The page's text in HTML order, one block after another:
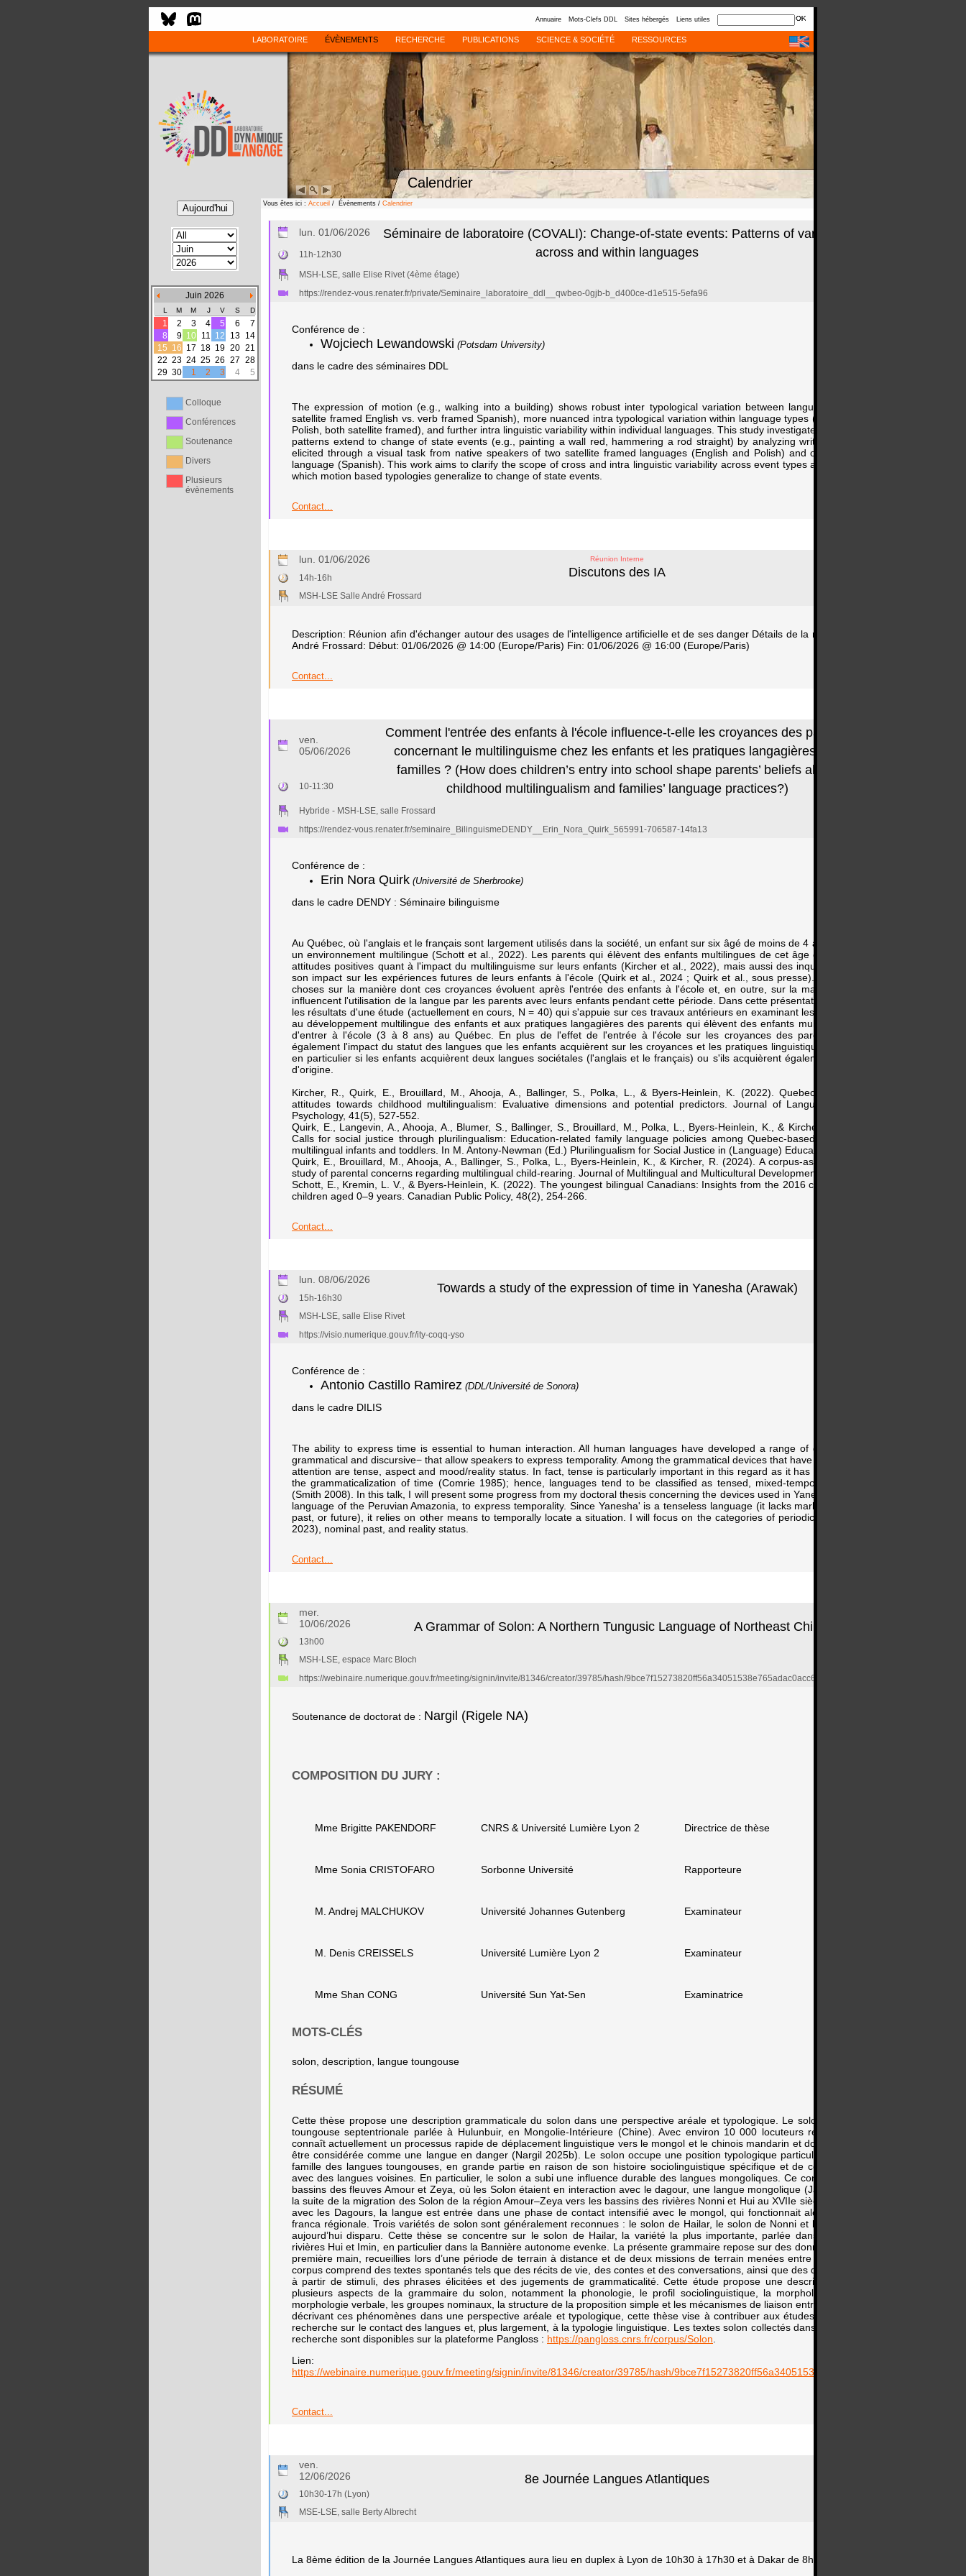
Annuaire Mots-Clefs DDL Sites hébergés Liens utiles
LABORATOIRE ÉVÈNEMENTS RECHERCHE PUBLICATIONS SCIENCE & SOCIÉTÉ RESSOURCES
Calendrier
Juin 2026
L M M J V S D
1 2 3 4 5 6
7
8
9 10 11 12 13 14
15 16 17 18 19 20 21
22 23 24 25 26 27 28
29 30 1 2 3 4 5
Colloque
Conférences
Soutenance
Divers
Plusieurs
évènements
Vous êtes ici : Accueil / Évènements / Calendrier
lun. 01/06/2026
Séminaire de laboratoire (COVALI): Change-of-state events: Patterns of variability
across and within languages
11h-12h30
MSH-LSE, salle Elise Rivet (4ème étage)
https://rendez-vous.renater.fr/private/Seminaire_laboratoire_ddl__qwbeo-0gjb-b_d400ce-d1e515-5efa96
Conférence de :
Wojciech Lewandowski (Potsdam University)
dans le cadre des séminaires DDL
The expression of motion (e.g., walking into a building) shows robust inter typological variation between language types (e.g.,
satellite framed English vs. verb framed Spanish), more nuanced intra typological variation within language types (e.g., English vs.
Polish, both satellite framed), and further intra linguistic variability within individual languages. This study investigates whether these
patterns extend to change of state events (e.g., painting a wall red, hammering a rod straight) by analyzing written descriptions
elicited through a visual task from native speakers of two satellite framed languages (English and Polish) and one verb framed
language (Spanish). This work aims to clarify the scope of cross and intra linguistic variability across event types and the extent to
which motion based typologies generalize to change of state events.
Contact...
lun. 01/06/2026 Réunion Interne
Discutons des IA
14h-16h
MSH-LSE Salle André Frossard
Description: Réunion afin d'échanger autour des usages de l'intelligence artificielle et de ses danger Détails de la réservation Salle
André Frossard: Début: 01/06/2026 @ 14:00 (Europe/Paris) Fin: 01/06/2026 @ 16:00 (Europe/Paris)
Contact...
ven.
05/06/2026
Comment l'entrée des enfants à l'école influence-t-elle les croyances des parents
concernant le multilinguisme chez les enfants et les pratiques langagières des
familles ? (How does children’s entry into school shape parents’ beliefs about
childhood multilingualism and families’ language practices?)
10-11:30
Hybride - MSH-LSE, salle Frossard
https://rendez-vous.renater.fr/seminaire_BilinguismeDENDY__Erin_Nora_Quirk_565991-706587-14fa13
Conférence de :
Erin Nora Quirk (Université de Sherbrooke)
dans le cadre DENDY : Séminaire bilinguisme
Au Québec, où l'anglais et le français sont largement utilisés dans la société, un enfant sur six âgé de moins de 4 ans grandit dans
un environnement multilingue (Schott et al., 2022). Les parents qui élèvent des enfants multilingues de cet âge ont exprimé des
attitudes positives quant à l'impact du multilinguisme sur leurs enfants (Kircher et al., 2022), mais aussi des inquiétudes quant à
son impact sur les expériences futures de leurs enfants à l'école (Quirk et al., 2024 ; Quirk et al., sous presse). On sait peu de
choses sur la manière dont ces croyances évoluent après l'entrée des enfants à l'école et, en outre, sur la manière dont elles
influencent l'utilisation de la langue par les parents avec leurs enfants pendant cette période. Dans cette présentation, je discuterai
les résultats d'une étude (actuellement en cours, N = 40) qui s'appuie sur ces travaux antérieurs en examinant les croyances liées
au développement multilingue des enfants et aux pratiques langagières des parents qui élèvent des enfants multilingues en âge
d'entrer à l'école (3 à 8 ans) au Québec. En plus de l'effet de l'entrée à l'école sur les croyances des parents, j'aborderai
également l'impact du statut des langues que les enfants acquièrent sur les croyances et les pratiques linguistiques des parents,
en particulier si les enfants acquièrent deux langues sociétales (l'anglais et le français) ou s'ils acquièrent également une langue
d'origine.
Kircher, R., Quirk, E., Brouillard, M., Ahooja, A., Ballinger, S., Polka, L., & Byers-Heinlein, K. (2022). Quebec-based parents’
attitudes towards childhood multilingualism: Evaluative dimensions and potential predictors. Journal of Language and Social
Psychology, 41(5), 527-552.
Quirk, E., Langevin, A., Ahooja, A., Blumer, S., Ballinger, S., Brouillard, M., Polka, L., Byers-Heinlein, K., & Kircher, R. (In press).
Calls for social justice through plurilingualism: Education-related family language policies among Quebec-based parents raising
multilingual infants and toddlers. In M. Antony-Newman (Ed.) Plurilingualism for Social Justice in (Language) Education. Routledge.
Quirk, E., Brouillard, M., Ahooja, A., Ballinger, S., Polka, L., Byers-Heinlein, K., & Kircher, R. (2024). A corpus-assisted discourse
study of parental concerns regarding multilingual child-rearing. Journal of Multilingual and Multicultural Development, 1-19.
Schott, E., Kremin, L. V., & Byers-Heinlein, K. (2022). The youngest bilingual Canadians: Insights from the 2016 census regarding
children aged 0–9 years. Canadian Public Policy, 48(2), 254-266.
Contact...
lun. 08/06/2026
Towards a study of the expression of time in Yanesha (Arawak)
15h-16h30
MSH-LSE, salle Elise Rivet
https://visio.numerique.gouv.fr/ity-coqq-yso
Conférence de :
Antonio Castillo Ramirez (DDL/Université de Sonora)
dans le cadre DILIS
The ability to express time is essential to human interaction. All human languages have developed a range of devices –lexical,
grammatical and discursive− that allow speakers to express temporality. Among the grammatical devices that have received special
attention are tense, aspect and mood/reality status. In fact, tense is particularly important in this regard as it has been defined as
the grammaticalization of time (Comrie 1985); hence, languages tend to be classified as tensed, mixed-temporal or tenseless
(Smith 2008). In this talk, I will present some progress from my doctoral thesis concerning the devices used in Yanesha', an Arawak
language of the Peruvian Amazonia, to express temporality. Since Yanesha' is a tenseless language (it lacks markers for present,
past, or future), it relies on other means to temporally locate a situation. I will focus on the categories of periodic tense (Jacques
2023), nominal past, and reality status.
Contact...
mer.
10/06/2026
A Grammar of Solon: A Northern Tungusic Language of Northeast China
13h00
MSH-LSE, espace Marc Bloch
https://webinaire.numerique.gouv.fr/meeting/signin/invite/81346/creator/39785/hash/9bce7f15273820ff56a34051538e765adac0acc6
Soutenance de doctorat de : Nargil (Rigele NA)
COMPOSITION DU JURY :
Mme Brigitte PAKENDORF CNRS & Université Lumière Lyon 2 Directrice de thèse
Mme Sonia CRISTOFARO Sorbonne Université Rapporteure
M. Andrej MALCHUKOV Université Johannes Gutenberg Examinateur
M. Denis CREISSELS Université Lumière Lyon 2 Examinateur
Mme Shan CONG Université Sun Yat-Sen Examinatrice
MOTS-CLÉS
solon, description, langue toungouse
RÉSUMÉ
Cette thèse propose une description grammaticale du solon dans une perspective aréale et typologique. Le solon est une langue
toungouse septentrionale parlée à Hulunbuir, en Mongolie-Intérieure (Chine). Avec environ 10 000 locuteurs restants, la langue
connaît actuellement un processus rapide de déplacement linguistique vers le mongol et le chinois mandarin et doit par conséquent
être considérée comme une langue en danger (Nargil 2025b). Le solon occupe une position typologique particulière au sein de la
famille des langues toungouses, en grande partie en raison de son histoire sociolinguistique spécifique et de contacts prolongés
avec des langues voisines. En particulier, le solon a subi une influence durable des langues mongoliques. Ce contact remonte aux
bassins des fleuves Amour et Zeya, où les Solon étaient en interaction avec le dagour, une langue mongolique (Janhunen 1996). À
la suite de la migration des Solon de la région Amour–Zeya vers les bassins des rivières Nonni et Hui au XVIIe siècle, conjointement
avec les Dagours, la langue est entrée dans une phase de contact intensifié avec le mongol, qui fonctionnait alors comme lingua
franca régionale. Trois variétés de solon sont généralement reconnues : le solon de Hailar, le solon de Nonni et le solon d’Ongkor,
aujourd’hui disparu. Cette thèse se concentre sur le solon de Hailar, la variété la plus importante, parlée dans les bassins des
rivières Hui et Imin, en particulier dans la Bannière autonome evenke. La présente grammaire repose sur des données de terrain de
première main, recueillies lors d’une période de terrain à distance et de deux missions de terrain menées entre 2022 et 2025. Le
corpus comprend des textes spontanés tels que des récits de vie, des contes et des conversations, ainsi que des données obtenues
à partir de stimuli, des phrases élicitées et des jugements de grammaticalité. Cette étude propose une description détaillée de
plusieurs aspects de la grammaire du solon, notamment la phonologie, le profil sociolinguistique, la morphologie nominale, la
morphologie verbale, les groupes nominaux, la structure de la proposition simple et les mécanismes de liaison entre propositions. En
décrivant ces phénomènes dans une perspective aréale et typologique, cette thèse vise à contribuer aux études toungouses, à la
recherche sur le contact des langues et, plus largement, à la typologie linguistique. Les textes solon collectés dans le cadre de cette
recherche sont disponibles sur la plateforme Pangloss : https://pangloss.cnrs.fr/corpus/Solon
Lien:
https://webinaire.numerique.gouv.fr/meeting/signin/invite/81346/creator/39785/hash/9bce7f15273820ff56a34051538e765adac0acc6
Contact...
ven.
12/06/2026
8e Journée Langues Atlantiques
10h30-17h (Lyon)
MSE-LSE, salle Berty Albrecht
La 8ème édition de la Journée Langues Atlantiques aura lieu en duplex à Lyon de 10h30 à 17h30 et à Dakar de 8h30 à 15h30.